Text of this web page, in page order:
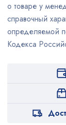
о товаре у
справочный
определяемой
Кодекса